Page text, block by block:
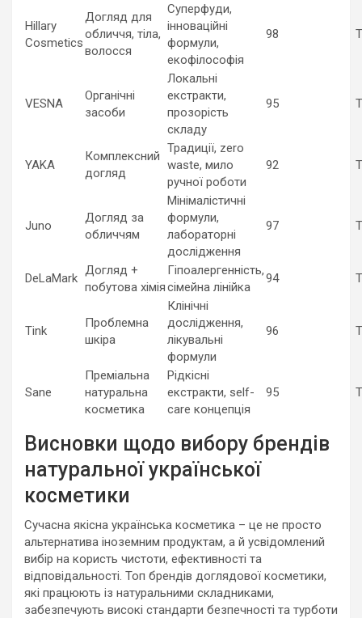
Hillary
Cosmetics
Догляд для
обличчя, тіла,
волосся
Суперфуди,
інноваційні
формули,
екофілософія
98
VESNA
Органічні
засоби
Локальні
екстракти,
прозорість
складу
95
YAKA
Комплексний
догляд
Традиції, zero
waste, мило
ручної роботи
92
Juno
Догляд за
обличчям
Мінімалістичні
формули,
лабораторні
дослідження
97
DeLaMark
Догляд +
побутова хімія
Гіпоалергенність,
сімейна лінійка
94
Tink
Проблемна
шкіра
Клінічні
дослідження,
лікувальні
формули
96
Sane
Преміальна
натуральна
косметика
Рідкісні
екстракти, self-
care концепція
95
Висновки щодо вибору брендів
натуральної української
косметики
Сучасна якісна українська косметика – це не просто
альтернатива іноземним продуктам, а й усвідомлений
вибір на користь чистоти, ефективності та
відповідальності. Топ брендів доглядової косметики,
які працюють із натуральними складниками,
забезпечують високі стандарти безпечності та турботи